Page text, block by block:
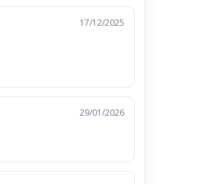
17/12/2025
29/01/2026